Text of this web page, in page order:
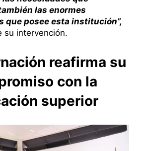
las enormes
que posee esta institución”,
su intervención.
reafirma su
con la
superior